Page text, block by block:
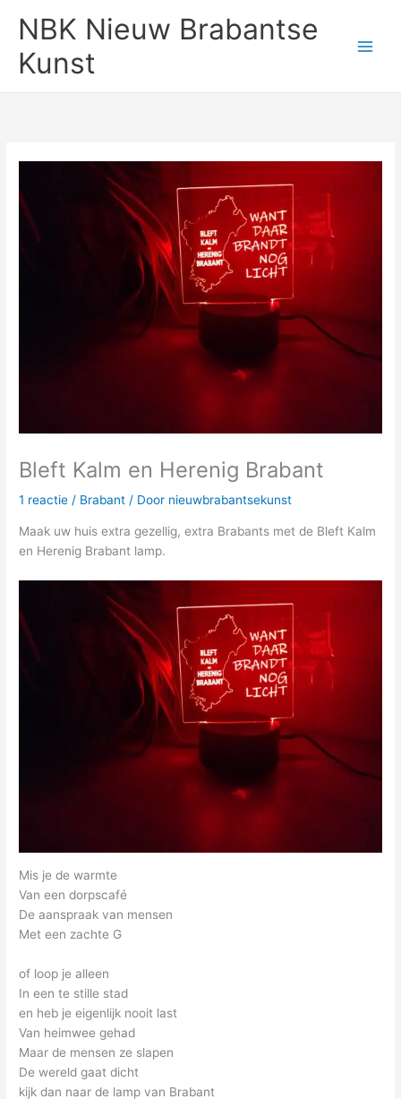
naar
inhoud
NBK Nieuw Brabantse
Kunst
Bleft Kalm en Herenig Brabant
1 reactie / Brabant / Door nieuwbrabantsekunst
Maak uw huis extra gezellig, extra Brabants met de Bleft Kalm
en Herenig Brabant lamp.
Mis je de warmte
Van een dorpscafé
De aanspraak van mensen
Met een zachte G
of loop je alleen
In een te stille stad
en heb je eigenlijk nooit last
Van heimwee gehad
Maar de mensen ze slapen
De wereld gaat dicht
kijk dan naar de lamp van Brabant